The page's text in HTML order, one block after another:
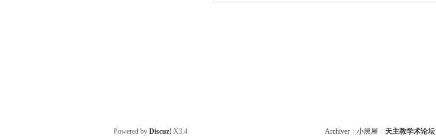
Archiver 小黑屋 天主教学术论坛
Powered by Discuz! X3.4